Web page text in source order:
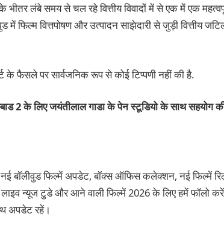
भीतर लंबे समय से चल रहे वित्तीय विवादों में से एक में एक
में फिल्म वित्तपोषण और उत्पादन साझेदारी से जुड़ी वित्तीय
के फैसले पर सार्वजनिक रूप से कोई टिप्पणी नहीं की है.
2 के लिए जयंतीलाल गाडा के पेन स्टूडियो के साथ सहयोग
बॉलीवुड फिल्में अपडेट, बॉक्स ऑफिस कलेक्शन, नई फिल्में
लाइव न्यूज टुडे और आने वाली फिल्में 2026 के लिए हमें फॉलो
अपडेट रहें।